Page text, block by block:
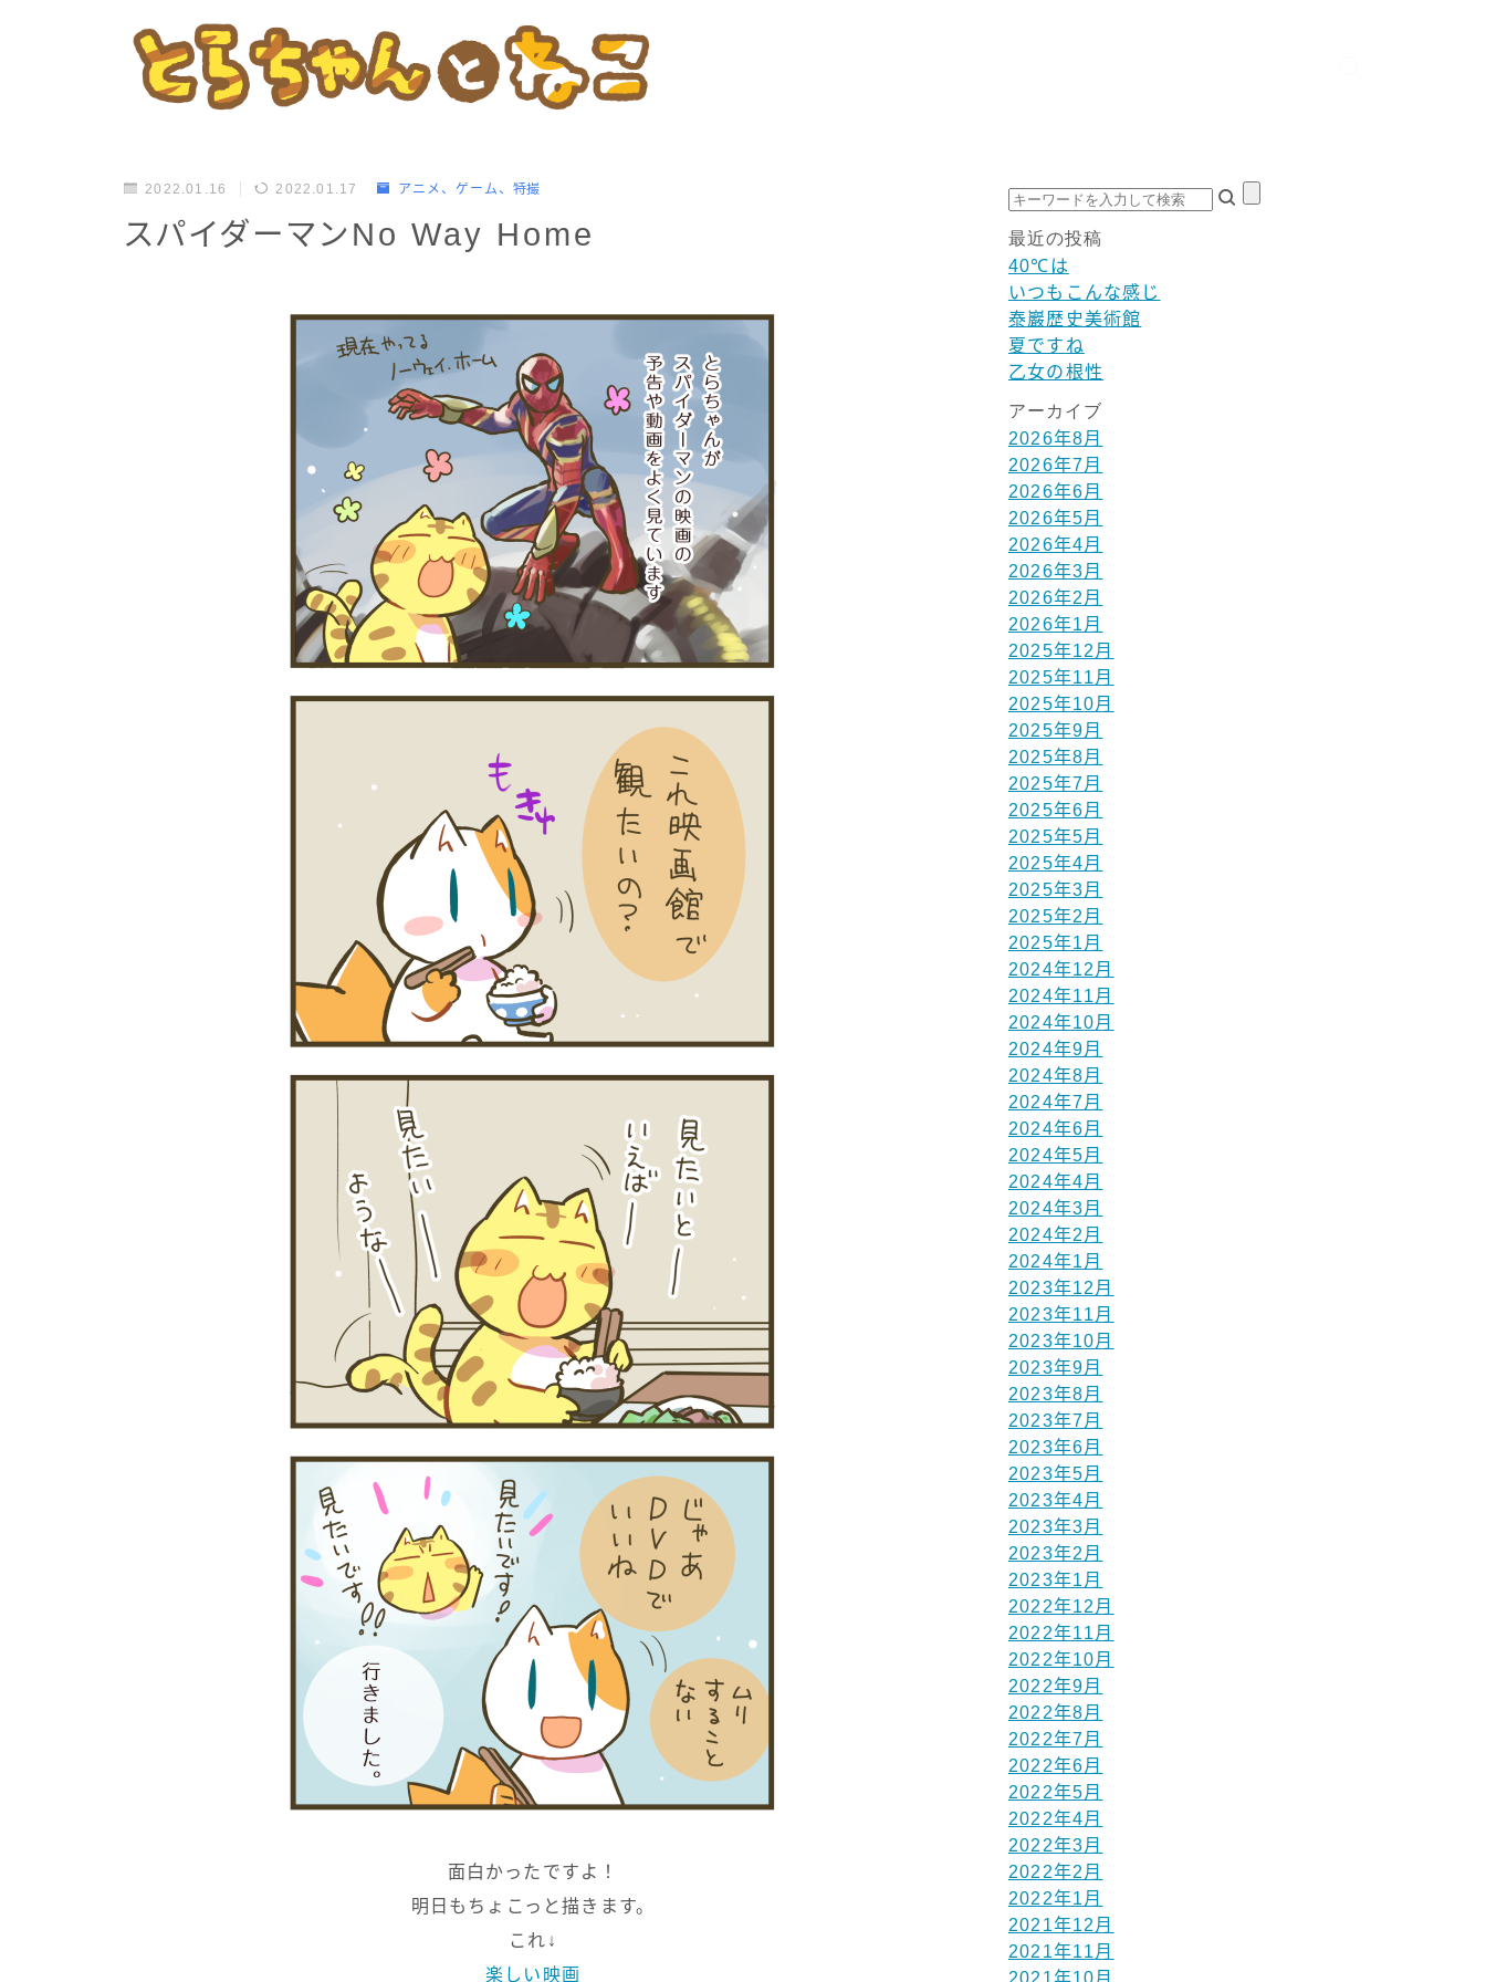
2022.01.16 2022.01.17 アニメ、ゲーム、特撮
スパイダーマンNo Way Home
面白かったですよ！
明日もちょこっと描きます。
これ↓
楽しい映画
最近の投稿
40℃は
いつもこんな感じ
泰巖歴史美術館
夏ですね
乙女の根性
アーカイブ
2026年8月
2026年7月
2026年6月
2026年5月
2026年4月
2026年3月
2026年2月
2026年1月
2025年12月
2025年11月
2025年10月
2025年9月
2025年8月
2025年7月
2025年6月
2025年5月
2025年4月
2025年3月
2025年2月
2025年1月
2024年12月
2024年11月
2024年10月
2024年9月
2024年8月
2024年7月
2024年6月
2024年5月
2024年4月
2024年3月
2024年2月
2024年1月
2023年12月
2023年11月
2023年10月
2023年9月
2023年8月
2023年7月
2023年6月
2023年5月
2023年4月
2023年3月
2023年2月
2023年1月
2022年12月
2022年11月
2022年10月
2022年9月
2022年8月
2022年7月
2022年6月
2022年5月
2022年4月
2022年3月
2022年2月
2022年1月
2021年12月
2021年11月
2021年10月